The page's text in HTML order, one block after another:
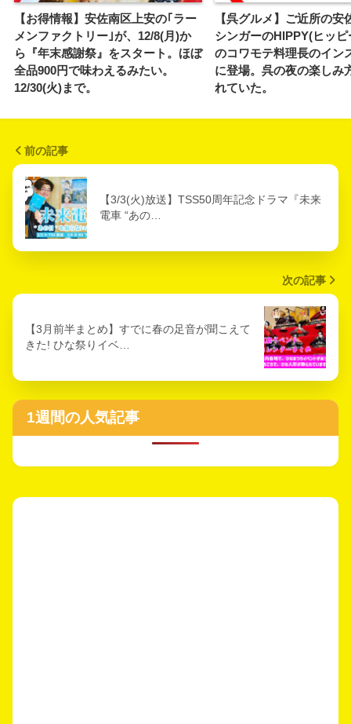
【お得情報】安佐南区上安の｢ラー
メンファクトリー｣が、12/8(月)か
ら『年末感謝祭』をスタート。ほぼ
全品900円で味わえるみたい。
12/30(火)まで。
【呉グルメ】ご近所の安
シンガーのHIPPY(ヒッ
のコワモテ料理長のイン
に登場。呉の夜の楽しみ
れていた。
前の記事
【3/3(火)放送】TSS50周年記念ドラマ『未来
電車 “あの…
次の記事
【3月前半まとめ】すでに春の足音が聞こえて
きた! ひな祭りイベ…
1週間の人気記事